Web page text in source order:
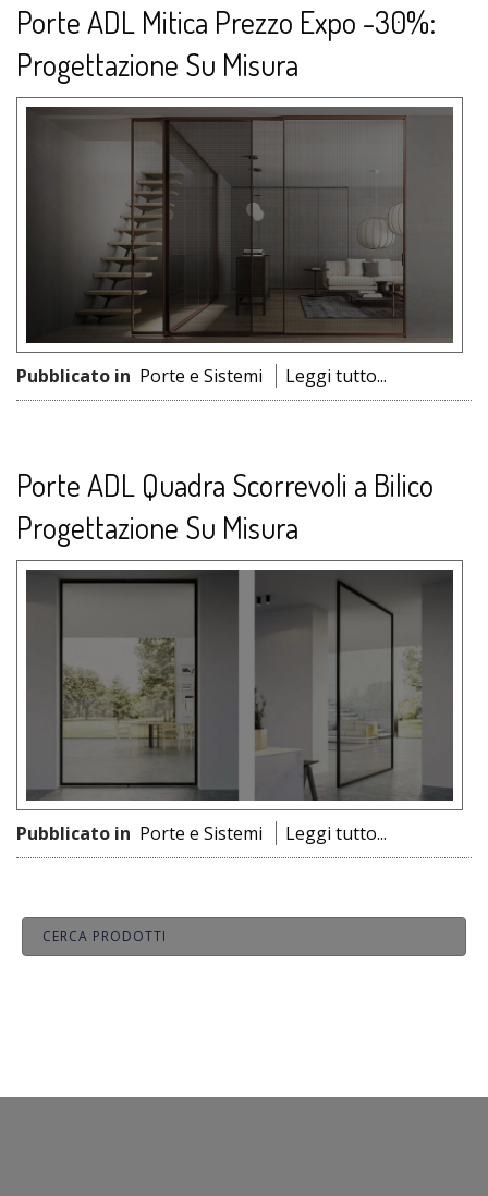
Porte ADL Mitica Prezzo Expo -30%:
Progettazione Su Misura
Pubblicato in Porte e Sistemi Leggi tutto...
Porte ADL Quadra Scorrevoli a Bilico
Progettazione Su Misura
Pubblicato in Porte e Sistemi Leggi tutto...